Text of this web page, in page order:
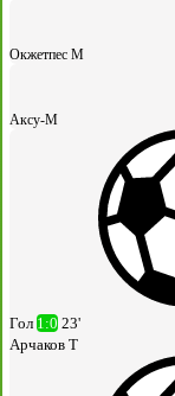
Окжетпес М
Аксу-М
Гол 1:0 23'
Арчаков Т